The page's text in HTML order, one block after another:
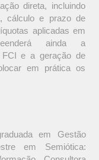
direta, incluindo
cálculo e prazo de
aplicadas em
ainda a
FCI e a geração de
em prática os
em Gestão
em Semiótica: